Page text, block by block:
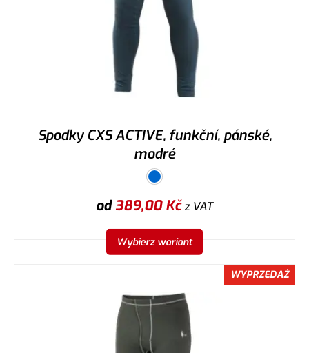
Spodky CXS ACTIVE, funkční, pánské,
modré
od389,00Kčz VAT
Wybierz wariant
WYPRZEDAŻ